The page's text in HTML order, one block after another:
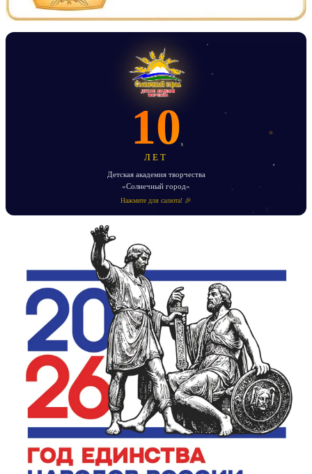
10
ЛЕТ
Детская академия творчества
«Солнечный город»
Нажмите для салюта! 🎉